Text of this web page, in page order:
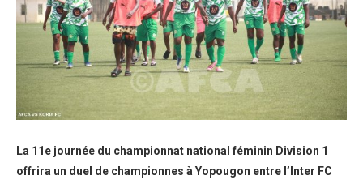
La 11e journée du championnat national féminin Division 1
offrira un duel de championnes à Yopougon entre l’Inter FC